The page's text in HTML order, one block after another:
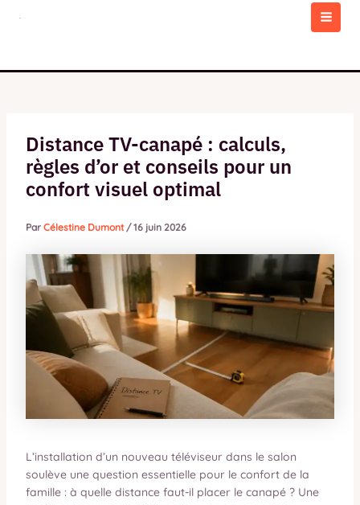
Distance TV-canapé : calculs,
règles d’or et conseils pour un
confort visuel optimal
Par Célestine Dumont/16 juin 2026
L’installation d’un nouveau téléviseur dans le salon
soulève une question essentielle pour le confort de la
famille : à quelle distance faut-il placer le canapé ? Une